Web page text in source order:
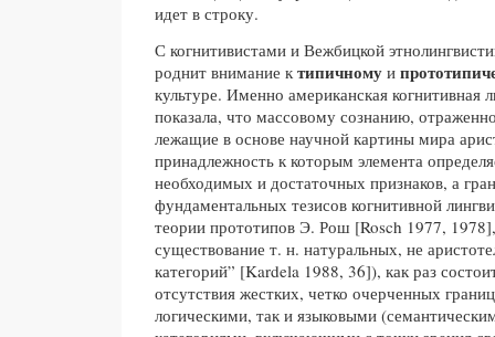
идет в строку.
С когнитивистами и Вежбицкой
роднит внимание к типичному и
культуре. Именно американская когнитивная
показала, что массовому сознанию,
лежащие в основе научной картины мира
принадлежность к которым элемента
необходимых и достаточных признаков, а
фундаментальных тезисов когнитивной
теории прототипов Э. Рош [Rosch 1977,
существование т. н. натуральных, не
категорий” [Kardela 1988, 36]), как раз
отсутствия жестких, четко очерченных
логическими, так и языковыми